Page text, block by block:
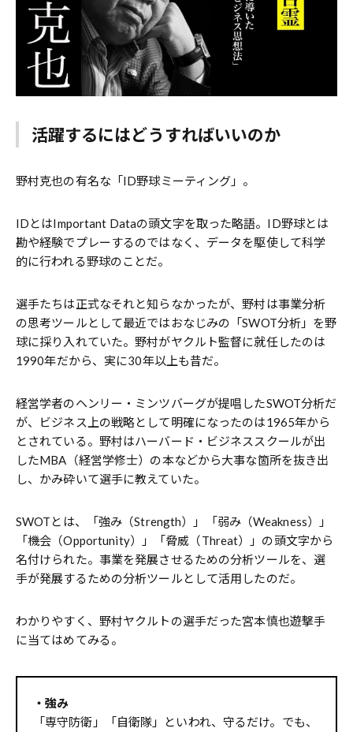
活躍するにはどうすればいいのか
野村克也の有名な「ID野球ミーティング」。
IDとはImportant Dataの頭文字を取った略語。ID野球とは
勘や経験でプレーするのではなく、データを駆使して科学
的に行われる野球のことだ。
選手たちは正式なそれと知らなかったが、野村は事業分析
の思考ツールとして最近ではおなじみの「SWOT分析」を野
球に採り入れていた。野村がヤクルト監督に就任したのは
1990年だから、実に30年以上も昔だ。
経営学者のヘンリー・ミンツバーグが提唱したSWOT分析だ
が、ビジネス上の戦略として明確になったのは1965年から
とされている。野村はハーバード・ビジネススクールが出
したMBA（経営学修士）の本などから大事な箇所を抜き出
し、かみ砕いて選手に教えていた。
SWOTとは、「強み（Strength）」「弱み（Weakness）」
「機会（Opportunity）」「脅威（Threat）」の頭文字から
名付けられた。事業を発展させるための分析ツールを、選
手が発展するための分析ツールとして活用したのだ。
わかりやすく、野村ヤクルトの選手だった宮本慎也遊撃手
に当てはめてみる。
・強み
「専守防衛」「自衛隊」といわれ、守るだけ。でも、